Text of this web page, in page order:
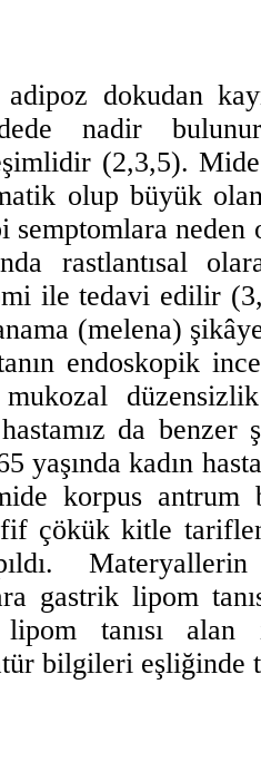
dokudan
nadir
(2,3,5).
olup büyük
semptomlara
rastlantısal
ile tedavi edilir
(melena)
endoskopik
da benzer
yaşında kadın
korpus
çökük kitle
gastrik lipom
tanısı
bilgileri eşliğinde